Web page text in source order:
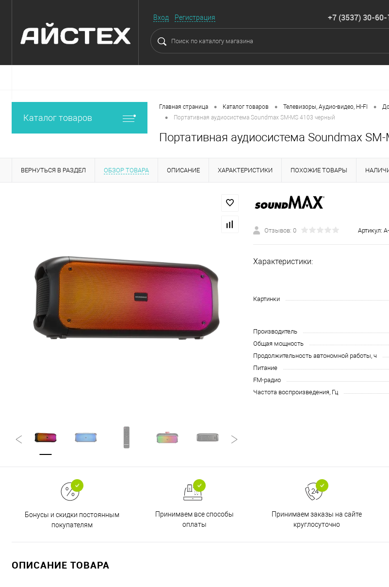
Вход Регистрация +7 (3537) 30-60-
Каталог товаров
Главная страница • Каталог товаров • Телевизоры, Аудио-видео, HI-FI •
• Портативная аудиосистема Soundmax SM-MS 4103 черный
Портативная аудиосистема Soundmax
ВЕРНУТЬСЯ В РАЗДЕЛ ОБЗОР ТОВАРА ОПИСАНИЕ ХАРАКТЕРИСТИКИ ПОХОЖИЕ ТОВАРЫ
Отзывов: 0 Артикул:
Характеристики:
Картинки
Производитель
Общая мощность
Продолжительность автономной работы, ч
Питание
FM-радио
Частота воспроизведения, Гц
Бонусы и скидки постоянным
покупателям
Принимаем все способы
оплаты
Принимаем заказы на сайте
круглосуточно
ОПИСАНИЕ ТОВАРА